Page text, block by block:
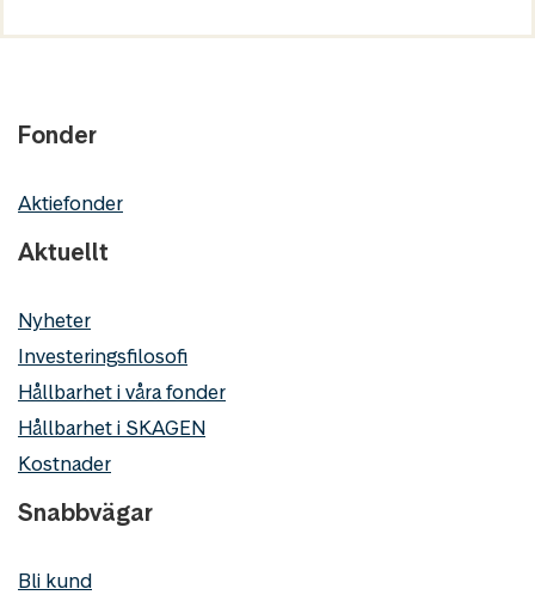
Fonder
Aktiefonder
Aktuellt
Nyheter
Investeringsfilosofi
Hållbarhet i våra fonder
Hållbarhet i SKAGEN
Kostnader
Snabbvägar
Bli kund